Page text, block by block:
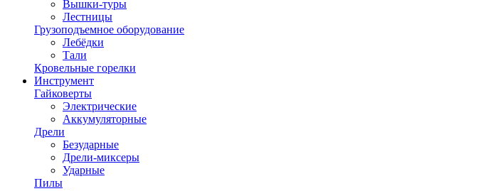
Вышки-туры
Лестницы
Грузоподъемное оборудование
Лебёдки
Тали
Кровельные горелки
Инструмент
Гайковерты
Электрические
Аккумуляторные
Дрели
Безударные
Дрели-миксеры
Ударные
Пилы